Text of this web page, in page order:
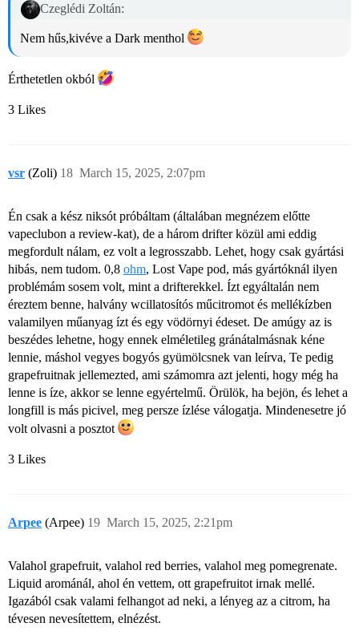
Czeglédi Zoltán:
Nem hűs,kivéve a Dark menthol
Érthetetlen okból
3 Likes
vsr (Zoli) March 15, 2025, 2:07pm
18
Én csak a kész niksót próbáltam (általában megnézem előtte
vapeclubon a review-kat), de a három drifter közül ami eddig
megfordult nálam, ez volt a legrosszabb. Lehet, hogy csak gyártási
hibás, nem tudom. 0,8 ohm, Lost Vape pod, más gyártóknál ilyen
problémám sosem volt, mint a drifterekkel. Ízt egyáltalán nem
éreztem benne, halvány wcillatosítós műcitromot és mellékízben
valamilyen műanyag ízt és egy vödörnyi édeset. De amúgy az is
beszédes lehetne, hogy ennek elméletileg gránátalmásnak kéne
lennie, máshol vegyes bogyós gyümölcsnek van leírva, Te pedig
grapefruitnak jellemezted, ami számomra azt jelenti, hogy még ha
lenne is íze, akkor se lenne egyértelmű. Örülök, ha bejön, és lehet a
longfill is más picivel, meg persze ízlése válogatja. Mindenesetre jó
volt olvasni a posztot
3 Likes
Arpee (Arpee) March 15, 2025, 2:21pm
19
Valahol grapefruit, valahol red berries, valahol meg pomegrenate.
Liquid arománál, ahol én vettem, ott grapefruitot irnak mellé.
Igazából csak valami felhangot ad neki, a lényeg az a citrom, ha
tévesen nevesítettem, elnézést.